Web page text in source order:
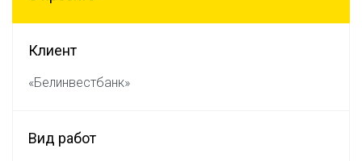
Клиент
«Белинвестбанк»
Вид работ